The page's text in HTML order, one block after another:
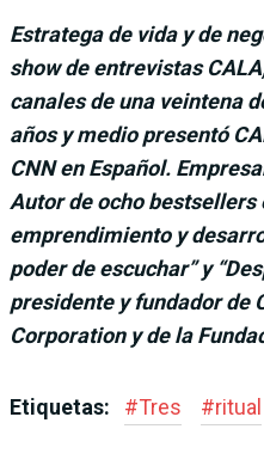
Estratega de vida y de
show de entrevistas
canales de una veintena
años y medio presentó
CNN en Español.
Autor de ocho bestsellers
emprendimiento y
poder de escuchar” y
presidente y fundador de
Corporation y de la
Etiquetas: #Tres #ritual